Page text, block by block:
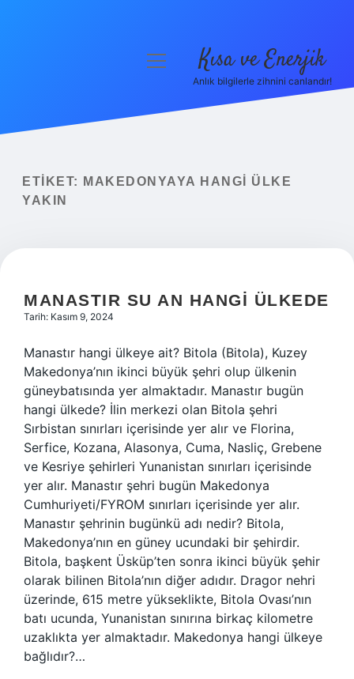
Yasal Uyarı
menüyü
Kısa ve Enerjik
Anlık bilgilerle zihnini canlandır!
ETIKET:
MAKEDONYAYA HANGI ÜLKE
YAKIN
MANASTIR SU AN HANGI ÜLKEDE
Tarih: Kasım 9, 2024
Manastır hangi ülkeye ait? Bitola (Bitola), Kuzey
Makedonya’nın ikinci büyük şehri olup ülkenin
güneybatısında yer almaktadır. Manastır bugün
hangi ülkede? İlin merkezi olan Bitola şehri
Sırbistan sınırları içerisinde yer alır ve Florina,
Serfice, Kozana, Alasonya, Cuma, Nasliç, Grebene
ve Kesriye şehirleri Yunanistan sınırları içerisinde
yer alır. Manastır şehri bugün Makedonya
Cumhuriyeti/FYROM sınırları içerisinde yer alır.
Manastır şehrinin bugünkü adı nedir? Bitola,
Makedonya’nın en güney ucundaki bir şehirdir.
Bitola, başkent Üsküp’ten sonra ikinci büyük şehir
olarak bilinen Bitola’nın diğer adıdır. Dragor nehri
üzerinde, 615 metre yükseklikte, Bitola Ovası’nın
batı ucunda, Yunanistan sınırına birkaç kilometre
uzaklıkta yer almaktadır. Makedonya hangi ülkeye
bağlıdır?…